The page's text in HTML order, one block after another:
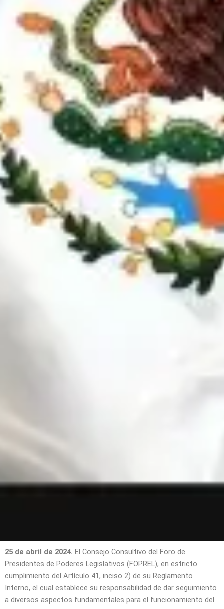
25 de abril de 2024. El Consejo Consultivo del Foro de
Presidentes de Poderes Legislativos (FOPREL), en estricto
cumplimiento del Artículo 41, inciso 2) de su Reglamento
Interno, el cual establece su responsabilidad de dar seguimiento
a diversos aspectos fundamentales para el funcionamiento del